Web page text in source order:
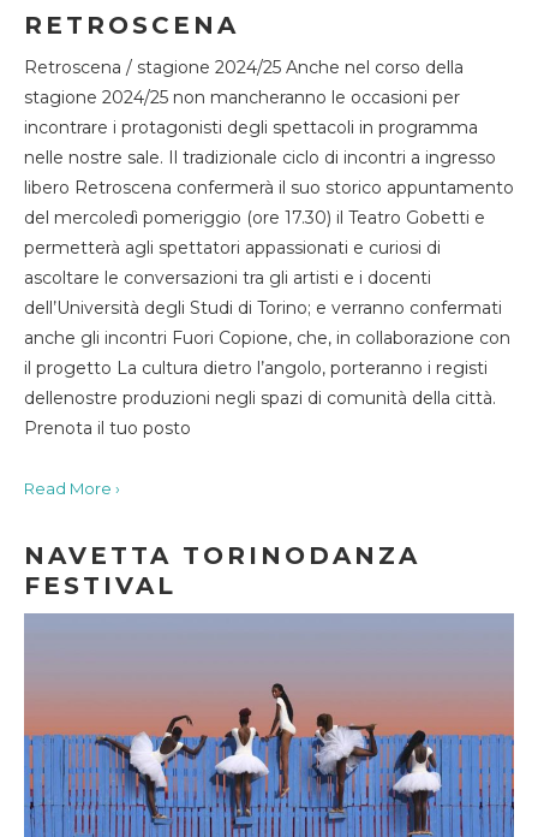
RETROSCENA
Retroscena / stagione 2024/25 Anche nel corso della
stagione 2024/25 non mancheranno le occasioni per
incontrare i protagonisti degli spettacoli in programma
nelle nostre sale. Il tradizionale ciclo di incontri a ingresso
libero Retroscena confermerà il suo storico appuntamento
del mercoledì pomeriggio (ore 17.30) il Teatro Gobetti e
permetterà agli spettatori appassionati e curiosi di
ascoltare le conversazioni tra gli artisti e i docenti
dell’Università degli Studi di Torino; e verranno confermati
anche gli incontri Fuori Copione, che, in collaborazione con
il progetto La cultura dietro l’angolo, porteranno i registi
dellenostre produzioni negli spazi di comunità della città.
Prenota il tuo posto
Read More ›
NAVETTA TORINODANZA
FESTIVAL